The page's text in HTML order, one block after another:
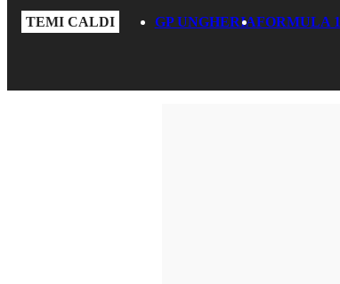
TEMI CALDI GP UNGHERIAFORMULA 1